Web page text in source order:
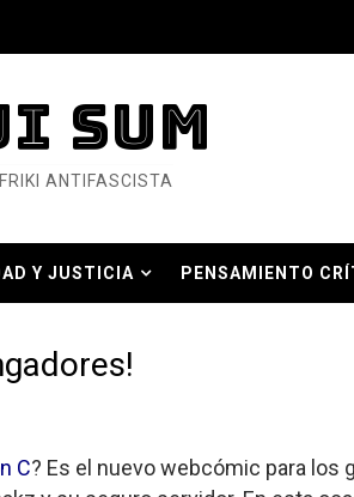
- Parte I
Hierro
Y así se ve la Resistencia
Dos mil tíjiri cinco
eléctricas?
SUM
ANTIFASCISTA
Y JUSTICIA PENSAMIENTO
C? Es el nuevo webcómic para los